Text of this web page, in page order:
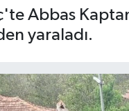
Abbas
yaraladı.